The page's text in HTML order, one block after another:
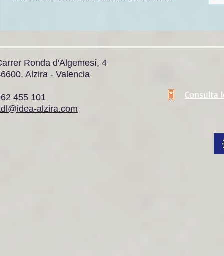
Ronda d'Algemesí, 4
Alzira - Valencia
455 101
alzira.com
Consulta